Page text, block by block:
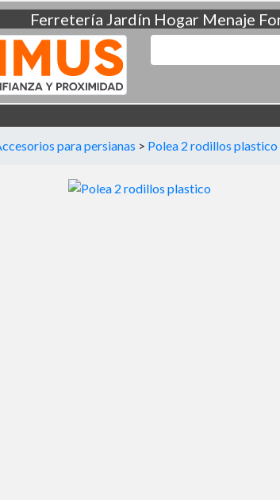
Ferretería Jardín Hogar Menaje
para persianas > Polea 2 rodillos plastico